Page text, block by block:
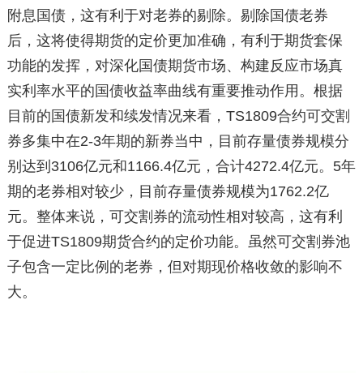
附息国债，这有利于对老券的剔除。剔除国债老券
后，这将使得期货的定价更加准确，有利于期货套保
功能的发挥，对深化国债期货市场、构建反应市场真
实利率水平的国债收益率曲线有重要推动作用。根据
目前的国债新发和续发情况来看，TS1809合约可交割
券多集中在2-3年期的新券当中，目前存量债券规模分
别达到3106亿元和1166.4亿元，合计4272.4亿元。5年
期的老券相对较少，目前存量债券规模为1762.2亿
元。整体来说，可交割券的流动性相对较高，这有利
于促进TS1809期货合约的定价功能。虽然可交割券池
子包含一定比例的老券，但对期现价格收敛的影响不
大。